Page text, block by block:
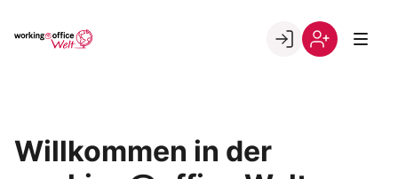
Go to landing page.
Welt
Willkommen in der